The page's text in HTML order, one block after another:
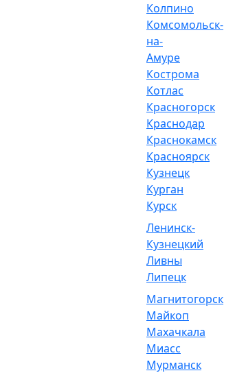
Колпино
Комсомольск-
на-
Амуре
Кострома
Котлас
Красногорск
Краснодар
Краснокамск
Красноярск
Кузнецк
Курган
Курск
Ленинск-
Кузнецкий
Ливны
Липецк
Магнитогорск
Майкоп
Махачкала
Миасс
Мурманск